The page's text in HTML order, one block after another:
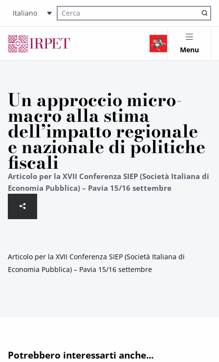
Italiano
Cerca nel sito
Menu
Un approccio micro-
macro alla stima
dell’impatto regionale
e nazionale di politiche
fiscali
Articolo per la XVII Conferenza SIEP (Società Italiana di
Economia Pubblica) – Pavia 15/16 settembre
Articolo per la XVII Conferenza SIEP (Società Italiana di
Economia Pubblica) – Pavia 15/16 settembre
Potrebbero interessarti anche...